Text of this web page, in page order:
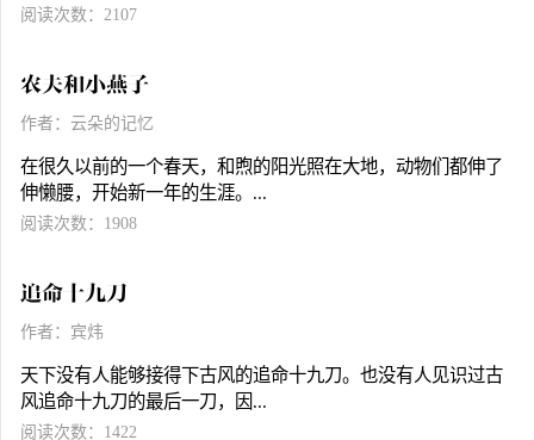
阅读次数：2107
农夫和小燕子
作者：云朵的记忆
在很久以前的一个春天，和煦的阳光照在大地，动物们都伸了
伸懒腰，开始新一年的生涯。...
阅读次数：1908
追命十九刀
作者：宾炜
天下没有人能够接得下古风的追命十九刀。也没有人见识过古
风追命十九刀的最后一刀，因...
阅读次数：1422